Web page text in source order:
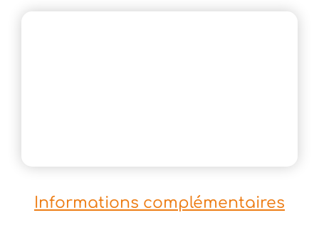
Informations complémentaires